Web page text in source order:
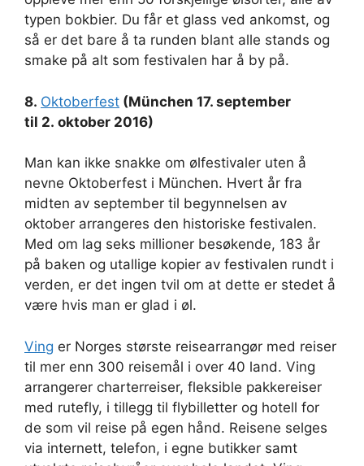
typen bokbier. Du får et glass ved ankomst, og
så er det bare å ta runden blant alle stands og
smake på alt som festivalen har å by på.
8. Oktoberfest (München 17. september
til 2. oktober 2016)
Man kan ikke snakke om ølfestivaler uten å
nevne Oktoberfest i München. Hvert år fra
midten av september til begynnelsen av
oktober arrangeres den historiske festivalen.
Med om lag seks millioner besøkende, 183 år
på baken og utallige kopier av festivalen rundt i
verden, er det ingen tvil om at dette er stedet å
være hvis man er glad i øl.
Ving er Norges største reisearrangør med reiser
til mer enn 300 reisemål i over 40 land. Ving
arrangerer charterreiser, fleksible pakkereiser
med rutefly, i tillegg til flybilletter og hotell for
de som vil reise på egen hånd. Reisene selges
via internett, telefon, i egne butikker samt